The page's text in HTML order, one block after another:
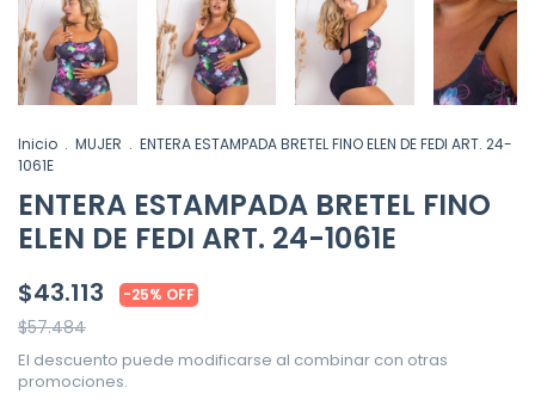
Inicio . MUJER . ENTERA ESTAMPADA BRETEL FINO ELEN DE FEDI ART. 24-
1061E
ENTERA ESTAMPADA BRETEL FINO
ELEN DE FEDI ART. 24-1061E
$43.113 -25% OFF
$57.484
El descuento puede modificarse al combinar con otras
promociones.